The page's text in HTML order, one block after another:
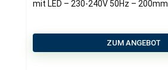
mit LED – 230-240V 50Hz – 200mm
ZUM ANGEBOT